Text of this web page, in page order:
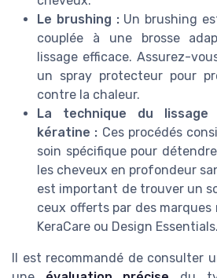
Le brushing :Un brushing
couplée à une brosse
lissage efficace. Assurez-
un spray protecteur pour
contre la chaleur.
La technique du
kératine : Ces procédés
soin spécifique pour
les cheveux en profondeur
est important de trouver un
ceux offerts par des
KeraCare ou Design Essentials.
Il est recommandé de consulter